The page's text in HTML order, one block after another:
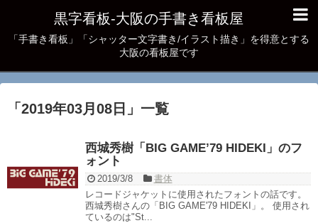
黒字看板‐大阪の手書き看板屋
「手書き看板」「シャッター文字書き/イラスト描き」を得意とする
大阪の看板屋です
「 2019年03月08日 」 一覧
西城秀樹「BIG GAME’79 HIDEKI」のフ
ォント
2019/3/8
書体
レコードジャケットに使用されたフォントの話です。
西城秀樹さんの「BIG GAME'79 HIDEKI」。 使用され
ているのは"St...